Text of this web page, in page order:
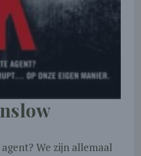
We zijn allemaal